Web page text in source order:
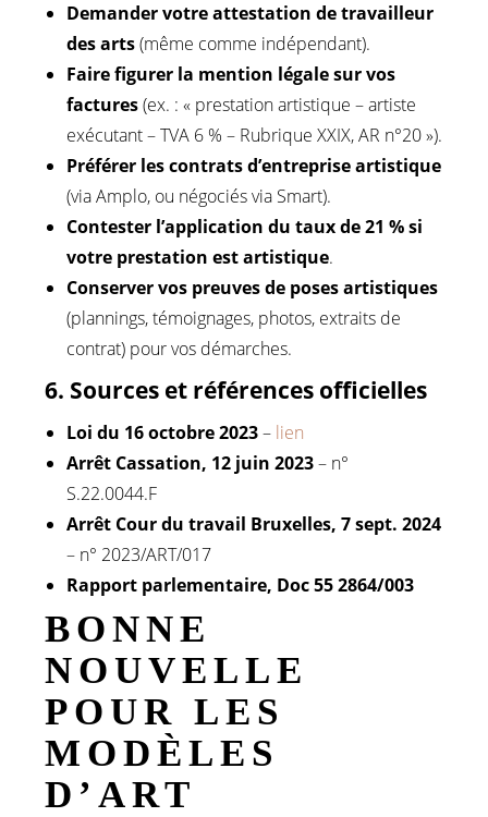
Demander votre attestation de travailleur
des arts(même comme indépendant).
Faire figurer la mention légale sur vos
factures(ex. : « prestation artistique – artiste
exécutant – TVA 6 % – Rubrique XXIX, AR n°20 »).
Préférer les contrats d’entreprise artistique
(via Amplo, ou négociés via Smart).
Contester l’application du taux de 21 % si
votre prestation est artistique.
Conserver vos preuves de poses artistiques
(plannings, témoignages, photos, extraits de
contrat) pour vos démarches.
6. Sources et références officielles
Loi du 16 octobre 2023– lien
Arrêt Cassation, 12 juin 2023– n°
S.22.0044.F
Arrêt Cour du travail Bruxelles, 7 sept. 2024
– n° 2023/ART/017
Rapport parlementaire, Doc 55 2864/003
BONNE
NOUVELLE
POUR LES
MODÈLES
D’ART